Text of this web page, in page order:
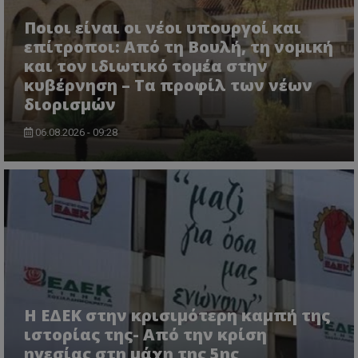
Ποιοι είναι οι νέοι υπουργοί και
επίτροποι: Από τη Βουλή, τη νομική
και τον ιδιωτικό τομέα στην
κυβέρνηση – Τα προφίλ των νέων
διορισμών
06.08.2026 - 09:28
Η ΕΔΕΚ στην κρισιμότερη καμπή της
ιστορίας της- Από την κρίση
ηγεσίας στη μάχη της 5ης
VISITOR_PRIVACY_METADATA
YouTube
.youtube.com